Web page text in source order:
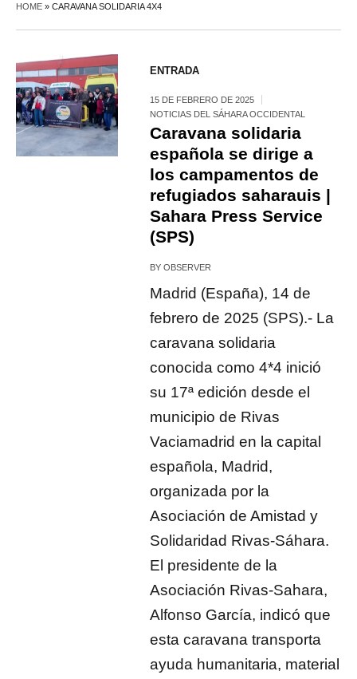
HOME » CARAVANA SOLIDARIA 4X4
ENTRADA
15 DE FEBRERO DE 2025
NOTICIAS DEL SÁHARA OCCIDENTAL
Caravana solidaria
española se dirige a
los campamentos de
refugiados saharauis |
Sahara Press Service
(SPS)
BYOBSERVER
Madrid (España), 14 de
febrero de 2025 (SPS).- La
caravana solidaria
conocida como 4*4 inició
su 17ª edición desde el
municipio de Rivas
Vaciamadrid en la capital
española, Madrid,
organizada por la
Asociación de Amistad y
Solidaridad Rivas-Sáhara.
El presidente de la
Asociación Rivas-Sahara,
Alfonso García, indicó que
esta caravana transporta
ayuda humanitaria, material